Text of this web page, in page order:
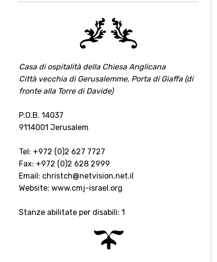
Casa di ospitalità della Chiesa Anglicana
Città vecchia di Gerusalemme, Porta di Giaffa (di
fronte alla Torre di Davide)
P.O.B. 14037
9114001 Jerusalem
Tel: +972 (0)2 627 7727
Fax: +972 (0)2 628 2999
Email: christch@netvision.net.il
Website: www.cmj-israel.org
Stanze abilitate per disabili: 1